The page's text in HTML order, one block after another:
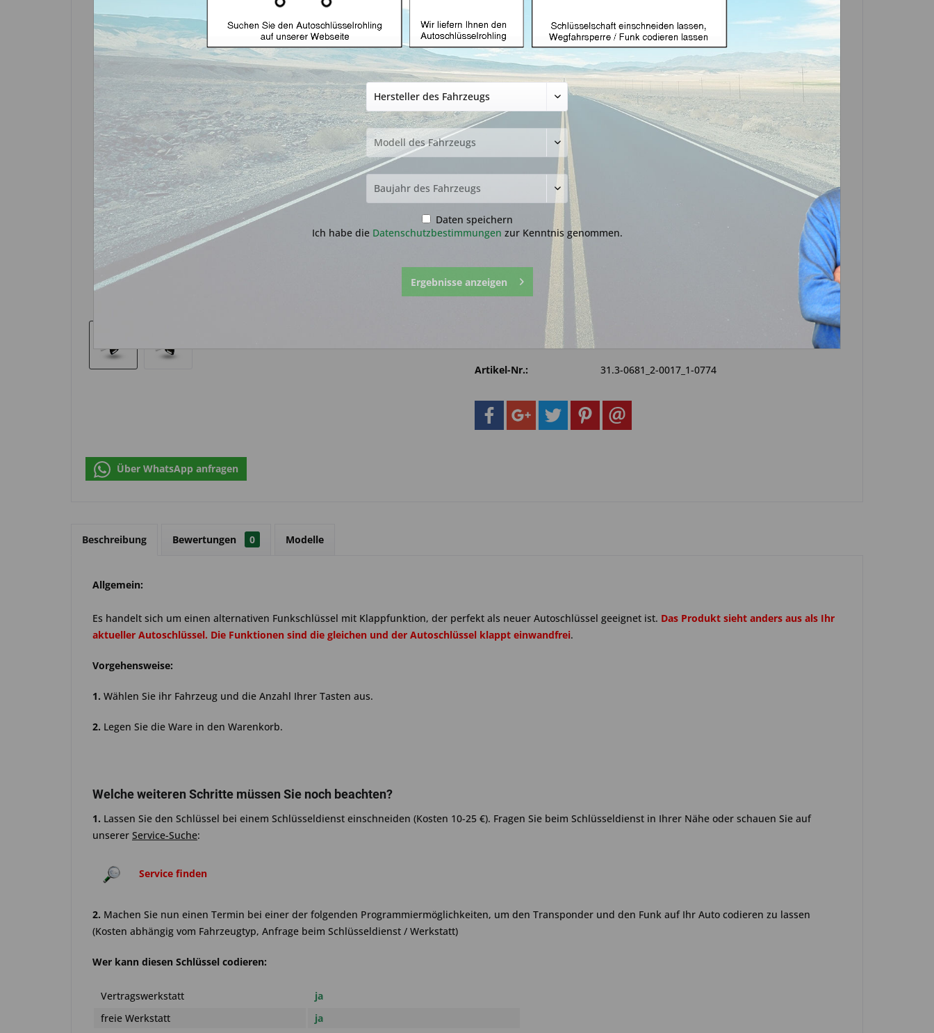
Lexus
ab 44,99 € * 49,99 € * (10 % gespart)
inkl. MwSt.zzgl. Versandkosten
Bitte wähle zuerst eine Variante
1. Auswahl Fahrzeug und Tastenanzahl Lexus:
Bitte wählen Sie das richtige Modell und Baujahr aus. Achten Sie außerdem
darauf, dass Sie die richtige Anzahl der Tasten auswählen.
Fragen zum Artikel?
Artikel-Nr.: 31.3-0681_2-0017_1-0774
Über WhatsApp anfragen
Beschreibung Bewertungen 0 Modelle
Allgemein:
Es handelt sich um einen alternativen Funkschlüssel mit Klappfunktion, der perfekt als neuer Autoschlüssel geeignet ist. Das Produkt sieht anders aus als Ihr
aktueller Autoschlüssel. Die Funktionen sind die gleichen und der Autoschlüssel klappt einwandfrei.
Vorgehensweise:
1. Wählen Sie ihr Fahrzeug und die Anzahl Ihrer Tasten aus.
2. Legen Sie die Ware in den Warenkorb.
Welche weiteren Schritte müssen Sie noch beachten?
1. Lassen Sie den Schlüssel bei einem Schlüsseldienst einschneiden (Kosten 10-25 €). Fragen Sie beim Schlüsseldienst in Ihrer Nähe oder schauen Sie auf
unserer Service-Suche:
Service finden
2. Machen Sie nun einen Termin bei einer der folgenden Programmiermöglichkeiten, um den Transponder und den Funk auf Ihr Auto codieren zu lassen
(Kosten abhängig vom Fahrzeugtyp, Anfrage beim Schlüsseldienst / Werkstatt)
Wer kann diesen Schlüssel codieren:
Vertragswerkstatt
ja
freie Werkstatt
ja
Daten speichern
Ich habe die Datenschutzbestimmungen zur Kenntnis genommen.
Ergebnisse anzeigen